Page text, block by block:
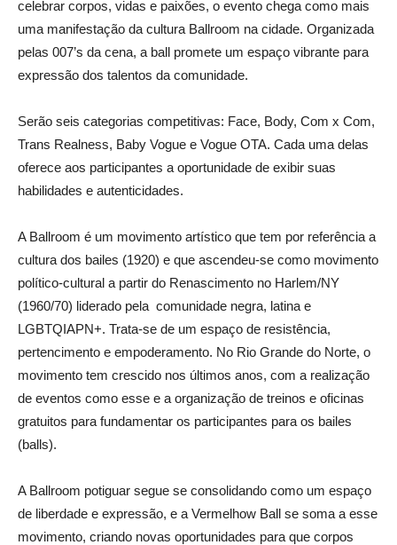
celebrar corpos, vidas e paixões, o evento chega como mais
uma manifestação da cultura Ballroom na cidade. Organizada
pelas 007’s da cena, a ball promete um espaço vibrante para
expressão dos talentos da comunidade.
Serão seis categorias competitivas: Face, Body, Com x Com,
Trans Realness, Baby Vogue e Vogue OTA. Cada uma delas
oferece aos participantes a oportunidade de exibir suas
habilidades e autenticidades.
A Ballroom é um movimento artístico que tem por referência a
cultura dos bailes (1920) e que ascendeu-se como movimento
político-cultural a partir do Renascimento no Harlem/NY
(1960/70) liderado pela comunidade negra, latina e
LGBTQIAPN+. Trata-se de um espaço de resistência,
pertencimento e empoderamento. No Rio Grande do Norte, o
movimento tem crescido nos últimos anos, com a realização
de eventos como esse e a organização de treinos e oficinas
gratuitos para fundamentar os participantes para os bailes
(balls).
A Ballroom potiguar segue se consolidando como um espaço
de liberdade e expressão, e a Vermelhow Ball se soma a esse
movimento, criando novas oportunidades para que corpos